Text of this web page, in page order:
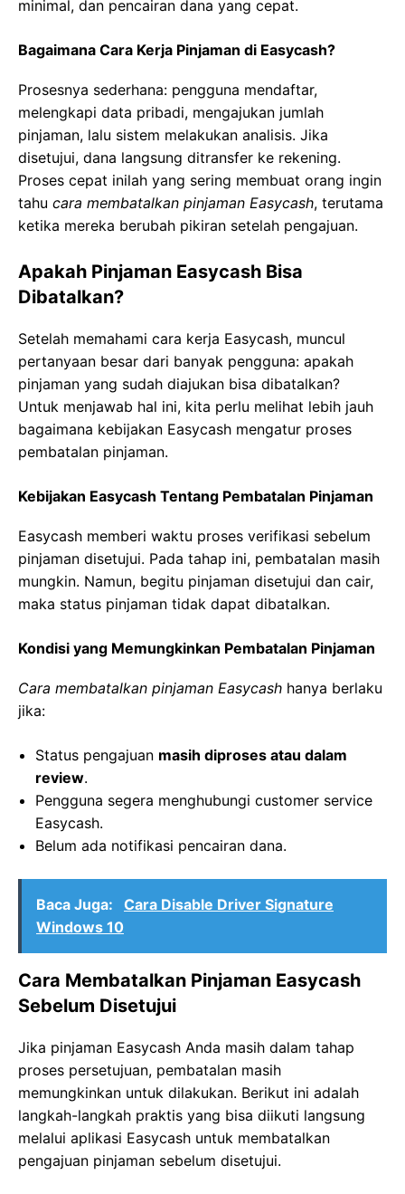
minimal, dan pencairan dana yang cepat.
Bagaimana Cara Kerja Pinjaman di Easycash?
Prosesnya sederhana: pengguna mendaftar,
melengkapi data pribadi, mengajukan jumlah
pinjaman, lalu sistem melakukan analisis. Jika
disetujui, dana langsung ditransfer ke rekening.
Proses cepat inilah yang sering membuat orang ingin
tahu cara membatalkan pinjaman Easycash, terutama
ketika mereka berubah pikiran setelah pengajuan.
Apakah Pinjaman Easycash Bisa
Dibatalkan?
Setelah memahami cara kerja Easycash, muncul
pertanyaan besar dari banyak pengguna: apakah
pinjaman yang sudah diajukan bisa dibatalkan?
Untuk menjawab hal ini, kita perlu melihat lebih jauh
bagaimana kebijakan Easycash mengatur proses
pembatalan pinjaman.
Kebijakan Easycash Tentang Pembatalan Pinjaman
Easycash memberi waktu proses verifikasi sebelum
pinjaman disetujui. Pada tahap ini, pembatalan masih
mungkin. Namun, begitu pinjaman disetujui dan cair,
maka status pinjaman tidak dapat dibatalkan.
Kondisi yang Memungkinkan Pembatalan Pinjaman
Cara membatalkan pinjaman Easycash hanya berlaku
jika:
Status pengajuan masih diproses atau dalam
review.
Pengguna segera menghubungi customer service
Easycash.
Belum ada notifikasi pencairan dana.
Baca Juga:
Cara Disable Driver Signature
Windows 10
Cara Membatalkan Pinjaman Easycash
Sebelum Disetujui
Jika pinjaman Easycash Anda masih dalam tahap
proses persetujuan, pembatalan masih
memungkinkan untuk dilakukan. Berikut ini adalah
langkah-langkah praktis yang bisa diikuti langsung
melalui aplikasi Easycash untuk membatalkan
pengajuan pinjaman sebelum disetujui.